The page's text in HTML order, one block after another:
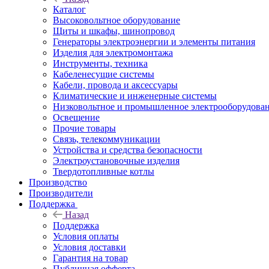
Каталог
Высоковольтное оборудование
Щиты и шкафы, шинопровод
Генераторы электроэнергии и элементы питания
Изделия для электромонтажа
Инструменты, техника
Кабеленесущие системы
Кабели, провода и аксессуары
Климатические и инженерные системы
Низковольтное и промышленное
Освещение
Прочие товары
Связь, телекоммуникации
Устройства и средства безопасности
Электроустановочные изделия
Твердотопливные котлы
Производство
Производители
Поддержка
Назад
Поддержка
Условия оплаты
Условия доставки
Гарантия на товар